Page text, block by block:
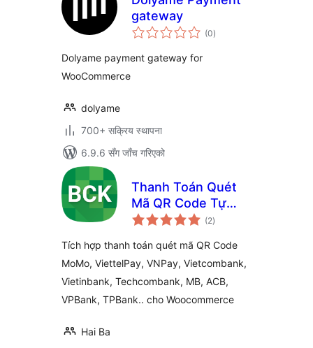
gateway
(0कुल
रेटिङ्गहरू
)
Dolyame payment gateway for
WooCommerce
dolyame
700+ सक्रिय स्थापना
6.9.6 सँग जाँच गरिएको
Thanh Toán Quét
Mã QR Code Tự
Động – MoMo,
và 40 ngân hàng
Việt Nam
(2कुल
रेटिङ्गहरू
)
Tích hợp thanh toán quét mã QR Code
MoMo, ViettelPay, VNPay, Vietcombank,
Vietinbank, Techcombank, MB, ACB,
VPBank, TPBank.. cho Woocommerce
Hai Ba